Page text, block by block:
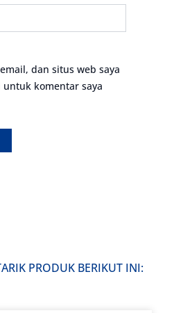
dan situs web saya
komentar saya
PRODUK BERIKUT INI: